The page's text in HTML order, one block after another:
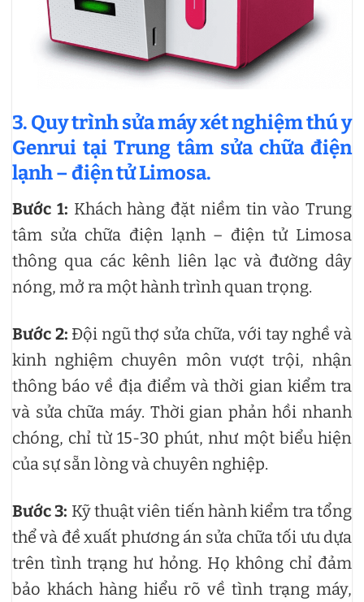
3. Quy trình sửa máy xét nghiệm thú y
Genrui tại Trung tâm sửa chữa điện
lạnh – điện tử Limosa.
Bước 1: Khách hàng đặt niềm tin vào Trung
tâm sửa chữa điện lạnh – điện tử Limosa
thông qua các kênh liên lạc và đường dây
nóng, mở ra một hành trình quan trọng.
Bước 2: Đội ngũ thợ sửa chữa, với tay nghề và
kinh nghiệm chuyên môn vượt trội, nhận
thông báo về địa điểm và thời gian kiểm tra
và sửa chữa máy. Thời gian phản hồi nhanh
chóng, chỉ từ 15-30 phút, như một biểu hiện
của sự sẵn lòng và chuyên nghiệp.
Bước 3: Kỹ thuật viên tiến hành kiểm tra tổng
thể và đề xuất phương án sửa chữa tối ưu dựa
trên tình trạng hư hỏng. Họ không chỉ đảm
bảo khách hàng hiểu rõ về tình trạng máy,